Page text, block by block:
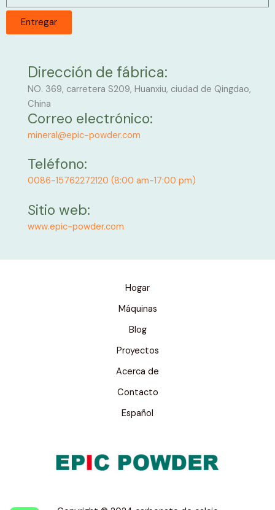
Dirección de fábrica:
NO. 369, carretera S209, Huanxiu, ciudad de Qingdao,
China
Correo electrónico:
mineral@epic-powder.com
Teléfono:
0086-15762272120 (8:00 am-17:00 pm)
Sitio web:
www.epic-powder.com
Hogar
Máquinas
Blog
Proyectos
Acerca de
Contacto
Español